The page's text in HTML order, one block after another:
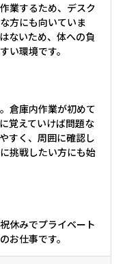
業するため、デスク
方にも向いていま
ないため、体への負
い環境です。
倉庫内作業が初めて
覚えていけば問題な
すく、周囲に確認し
挑戦したい方にも始
休みでプライベート
お仕事です。